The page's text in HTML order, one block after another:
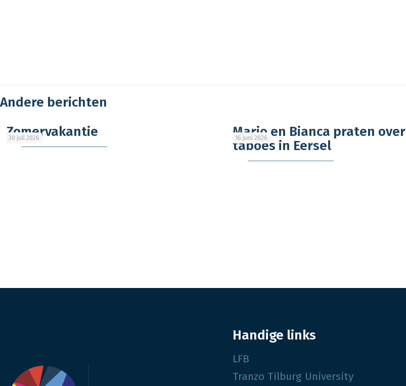
Andere berichten
30 juli 2026
Zomervakantie 16 juni 2026
Mario en Bianca praten over
taboes in Eersel
Handige links
LFB
Tranzo Tilburg University